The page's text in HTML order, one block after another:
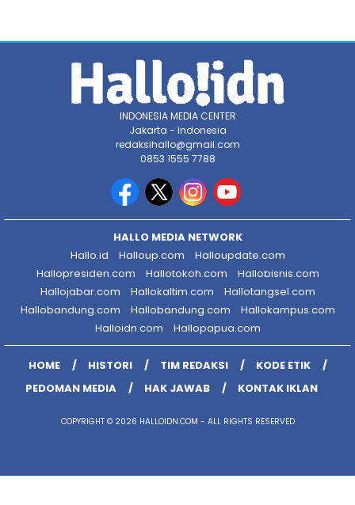
INDONESIA MEDIA CENTER
Jakarta - Indonesia
redaksihallo@gmail.com
0853 1555 7788
HALLO MEDIA NETWORK
Hallo.id
Halloup.com
Halloupdate.com
Hallopresiden.com
Hallotokoh.com
Hallobisnis.com
Hallojabar.com
Hallokaltim.com
Hallotangsel.com
Hallobandung.com
Hallobandung.com
Hallokampus.com
Halloidn.com
Hallopapua.com
HOME HISTORI TIM REDAKSI
KODE ETIK
PEDOMAN MEDIA
HAK JAWAB KONTAK IKLAN
COPYRIGHT © 2026 HALLOIDN.COM - ALL RIGHTS RESERVED